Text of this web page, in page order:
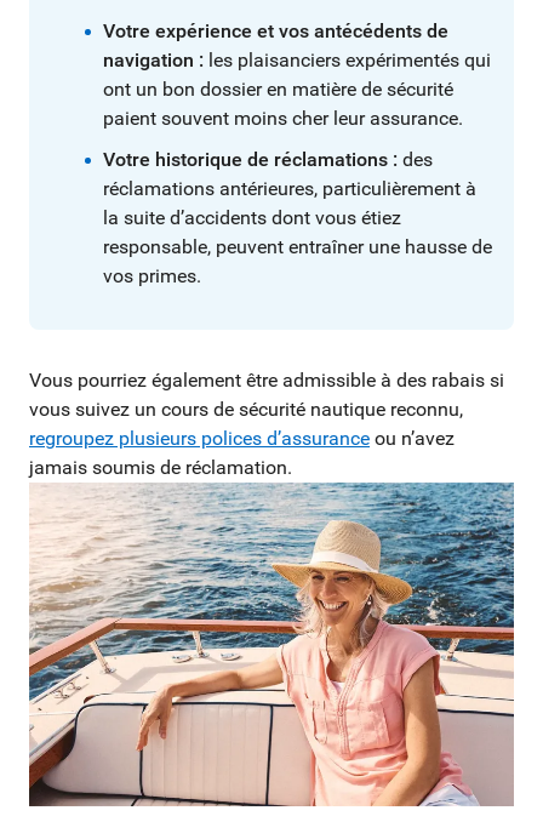
Votre expérience et vos antécédents de
navigation : les plaisanciers expérimentés qui
ont un bon dossier en matière de sécurité
paient souvent moins cher leur assurance.
Votre historique de réclamations : des
réclamations antérieures, particulièrement à
la suite d’accidents dont vous étiez
responsable, peuvent entraîner une hausse de
vos primes.
Vous pourriez également être admissible à des rabais si
vous suivez un cours de sécurité nautique reconnu,
regroupez plusieurs polices d’assurance ou n’avez
jamais soumis de réclamation.